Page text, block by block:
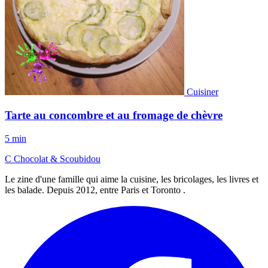
Cuisiner
Tarte au concombre et au fromage de chèvre
5 min
C Chocolat & Scoubidou
Le zine d'une famille qui aime la cuisine, les bricolages, les livres et
les balade. Depuis 2012, entre Paris et Toronto .